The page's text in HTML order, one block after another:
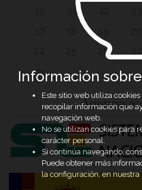
11
26
31
Agencia
Información
Este sitio web utiliza
recopilar información que
navegación web.
No se utilizan cookies para
carácter personal.
Si continúa navegando,
Puede obtener más
la configuración, en nuestra